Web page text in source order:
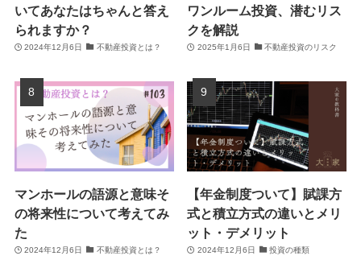
いてあなたはちゃんと答え
られますか？
2024年12月6日 不動産投資とは？
ワンルーム投資、潜むリス
クを解説
2025年1月6日 不動産投資のリスク
マンホールの語源と意味そ
の将来性について考えてみ
た
2024年12月6日 不動産投資とは？
【年金制度ついて】賦課方
式と積立方式の違いとメリ
ット・デメリット
2024年12月6日 投資の種類